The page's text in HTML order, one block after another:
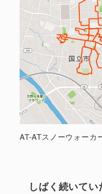
AT-ATスノーウォーカ
しばく続いてい